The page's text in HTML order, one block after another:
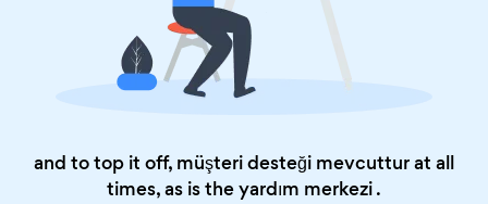
and to top it off, müşteri desteği mevcuttur at all
times, as is theyardım merkezi.